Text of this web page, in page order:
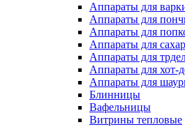
Аппараты для
Аппараты для
Аппараты для
Аппараты для
Аппараты для
Аппараты для хот-
Аппараты для
Блинницы
Вафельницы
Витрины тепловые